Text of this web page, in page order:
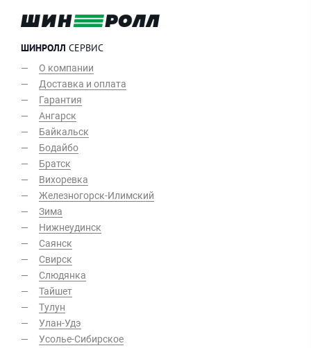
ШИНРОЛЛ СЕРВИС
О компании
Доставка и оплата
Гарантия
Ангарск
Байкальск
Бодайбо
Братск
Вихоревка
Железногорск-Илимский
Зима
Нижнеудинск
Саянск
Свирск
Слюдянка
Тайшет
Тулун
Улан-Удэ
Усолье-Сибирское